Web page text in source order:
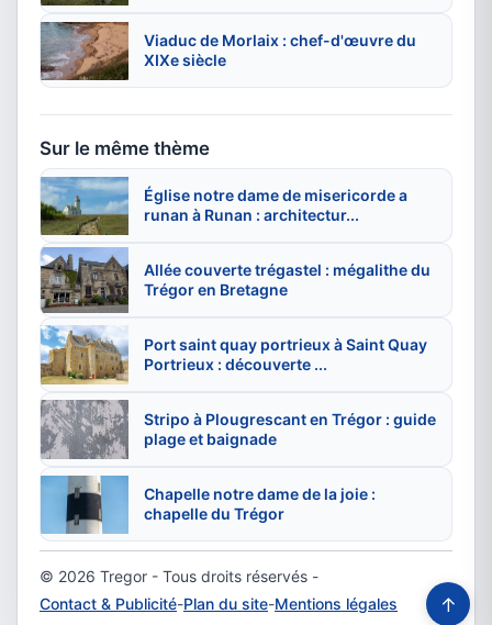
Viaduc de Morlaix : chef-d'œuvre du
XIXe siècle
Sur le même thème
Église notre dame de misericorde a
runan à Runan : architectur...
Allée couverte trégastel : mégalithe du
Trégor en Bretagne
Port saint quay portrieux à Saint Quay
Portrieux : découverte ...
Stripo à Plougrescant en Trégor : guide
plage et baignade
Chapelle notre dame de la joie :
chapelle du Trégor
© 2026 Tregor - Tous droits réservés -
Contact & Publicité-Plan du site-Mentions légales ↑